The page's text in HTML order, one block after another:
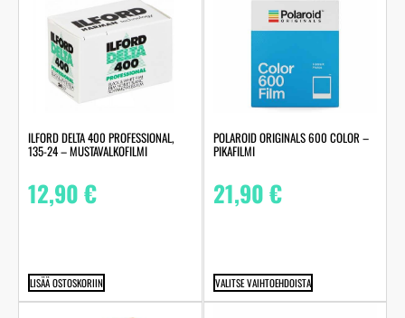
ILFORD DELTA 400 PROFESSIONAL,
135-24 – MUSTAVALKOFILMI
12,90€
LISÄÄ OSTOSKORIIN
POLAROID ORIGINALS 600 COLOR –
PIKAFILMI
21,90€
VALITSE VAIHTOEHDOISTA